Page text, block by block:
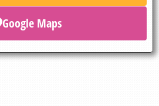
Google Maps